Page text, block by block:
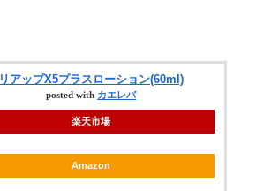
リアップX5プラスローション(60ml)
posted with カエレバ
楽天市場
Amazon